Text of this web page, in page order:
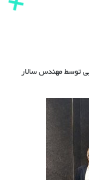
ساز شده نهایی توسط مهندس سالار